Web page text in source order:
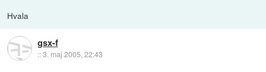
Hvala
gsx-f
::3. maj 2005, 22:43